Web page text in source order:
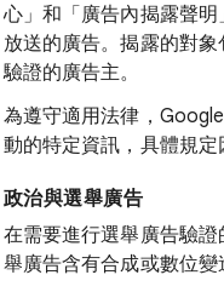
心」和「廣告內揭露聲
放送的廣告。揭露的對象
驗證的廣告主。
為遵守適用法律，
動的特定資訊，具體規定
政治與選舉廣告
在需要進行選舉廣告驗
舉廣告含有合成或數位